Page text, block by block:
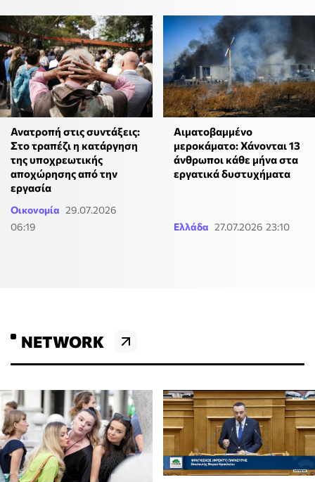
Ανατροπή στις συντάξεις:
Στο τραπέζι η κατάργηση
της υποχρεωτικής
αποχώρησης από την
εργασία
Οικονομία 29.07.2026
06:19
Αιματοβαμμένο
μεροκάματο: Χάνονται 13
άνθρωποι κάθε μήνα στα
εργατικά δυστυχήματα
Ελλάδα 27.07.2026 23:10
NETWORK